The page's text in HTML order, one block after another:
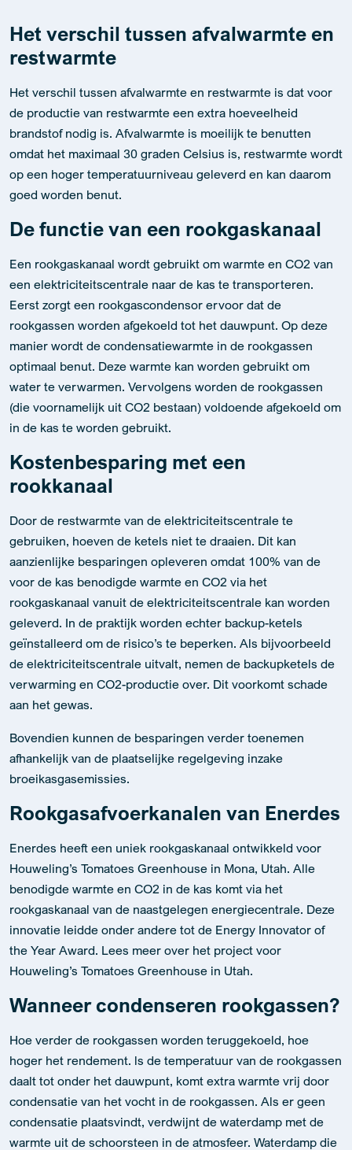
Het verschil tussen afvalwarmte en restwarmte is dat voor
de productie van restwarmte een extra hoeveelheid
brandstof nodig is. Afvalwarmte is moeilijk te benutten
omdat het maximaal 30 graden Celsius is, restwarmte wordt
op een hoger temperatuurniveau geleverd en kan daarom
goed worden benut.
De functie van een rookgaskanaal
Een rookgaskanaal wordt gebruikt om warmte en CO2 van
een elektriciteitscentrale naar de kas te transporteren.
Eerst zorgt een rookgascondensor ervoor dat de
rookgassen worden afgekoeld tot het dauwpunt. Op deze
manier wordt de condensatiewarmte in de rookgassen
optimaal benut. Deze warmte kan worden gebruikt om
water te verwarmen. Vervolgens worden de rookgassen
(die voornamelijk uit CO2 bestaan) voldoende afgekoeld om
in de kas te worden gebruikt.
Kostenbesparing met een
rookkanaal
Door de restwarmte van de elektriciteitscentrale te
gebruiken, hoeven de ketels niet te draaien. Dit kan
aanzienlijke besparingen opleveren omdat 100% van de
voor de kas benodigde warmte en CO2 via het
rookgaskanaal vanuit de elektriciteitscentrale kan worden
geleverd. In de praktijk worden echter backup-ketels
geïnstalleerd om de risico’s te beperken. Als bijvoorbeeld
de elektriciteitscentrale uitvalt, nemen de backupketels de
verwarming en CO2-productie over. Dit voorkomt schade
aan het gewas.
Bovendien kunnen de besparingen verder toenemen
afhankelijk van de plaatselijke regelgeving inzake
broeikasgasemissies.
Rookgasafvoerkanalen van Enerdes
Enerdes heeft een uniek rookgaskanaal ontwikkeld voor
Houweling’s Tomatoes Greenhouse in Mona, Utah. Alle
benodigde warmte en CO2 in de kas komt via het
rookgaskanaal van de naastgelegen energiecentrale. Deze
innovatie leidde onder andere tot de Energy Innovator of
the Year Award. Lees meer over het project voor
Houweling’s Tomatoes Greenhouse in Utah.
Wanneer condenseren rookgassen?
Hoe verder de rookgassen worden teruggekoeld, hoe
hoger het rendement. ls de temperatuur van de rookgassen
daalt tot onder het dauwpunt, komt extra warmte vrij door
condensatie van het vocht in de rookgassen. Als er geen
condensatie plaatsvindt, verdwijnt de waterdamp met de
warmte uit de schoorsteen in de atmosfeer. Waterdamp die
niet condenseert in de condensor is verloren energie. Deze
energie verdwijnt uit de schoorsteen in de atmosfeer. Door
de warmte van de verdamping terug te winnen, wordt de